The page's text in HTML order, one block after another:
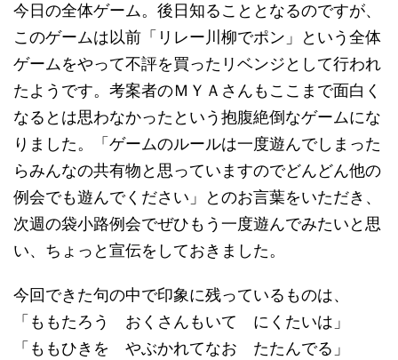
今日の全体ゲーム。後日知ることとなるのですが、
このゲームは以前「リレー川柳でポン」という全体
ゲームをやって不評を買ったリベンジとして行われ
たようです。考案者のＭＹＡさんもここまで面白く
なるとは思わなかったという抱腹絶倒なゲームにな
りました。「ゲームのルールは一度遊んでしまった
らみんなの共有物と思っていますのでどんどん他の
例会でも遊んでください」とのお言葉をいただき、
次週の袋小路例会でぜひもう一度遊んでみたいと思
い、ちょっと宣伝をしておきました。
今回できた句の中で印象に残っているものは、
「ももたろう おくさんもいて にくたいは」
「ももひきを やぶかれてなお たたんでる」